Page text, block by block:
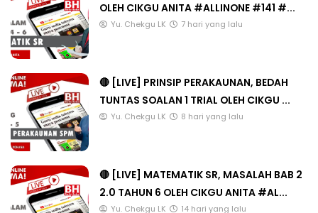
OLEH CIKGU ANITA #ALLINONE #141 #...
Yu. Chekgu LK 7 hari yang lalu
🔴 [LIVE] PRINSIP PERAKAUNAN, BEDAH
TUNTAS SOALAN 1 TRIAL OLEH CIKGU ...
Yu. Chekgu LK 8 hari yang lalu
🔴 [LIVE] MATEMATIK SR, MASALAH BAB 2
2.0 TAHUN 6 OLEH CIKGU ANITA #AL...
Yu. Chekgu LK 14 hari yang lalu